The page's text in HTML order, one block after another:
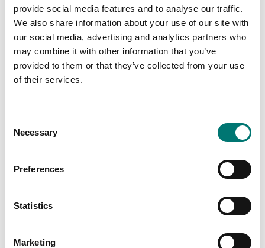
provide social media features and to analyse our traffic.
We also share information about your use of our site with
our social media, advertising and analytics partners who
may combine it with other information that you’ve
provided to them or that they’ve collected from your use
of their services.
Selection
Necessary
Preferences
Statistics
Marketing
för Radwag Ellipsis
labvågar
5 190 kr
Finns i flera varianter